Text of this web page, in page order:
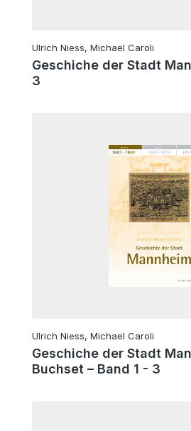
Ulrich Niess, Michael Caroli
Geschiche der Stadt
3
Ulrich Niess, Michael Caroli
Geschiche der Stadt
Buchset – Band 1 - 3